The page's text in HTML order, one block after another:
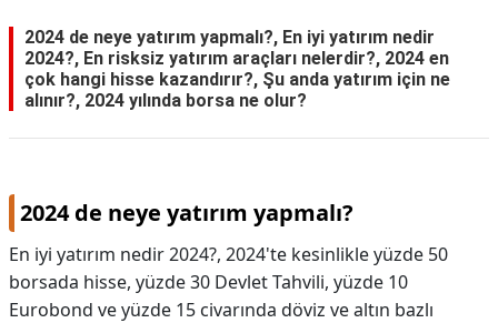
2024 de neye yatırım yapmalı?, En iyi yatırım nedir
2024?, En risksiz yatırım araçları nelerdir?, 2024 en
çok hangi hisse kazandırır?, Şu anda yatırım için ne
alınır?, 2024 yılında borsa ne olur?
2024 de neye yatırım yapmalı?
En iyi yatırım nedir 2024?, 2024'te kesinlikle yüzde 50
borsada hisse, yüzde 30 Devlet Tahvili, yüzde 10
Eurobond ve yüzde 15 civarında döviz ve altın bazlı